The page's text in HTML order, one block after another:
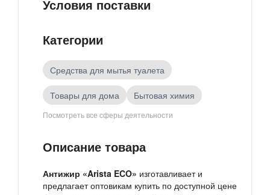
Условия поставки
Категории
Средства для мытья туалета
Товары для дома Бытовая химия
Товары российских производителей
Посмотреть все сферы деятельности
Описание товара
Антижир «Arista ECO» изготавливает и
предлагает оптовикам купить по доступной цене